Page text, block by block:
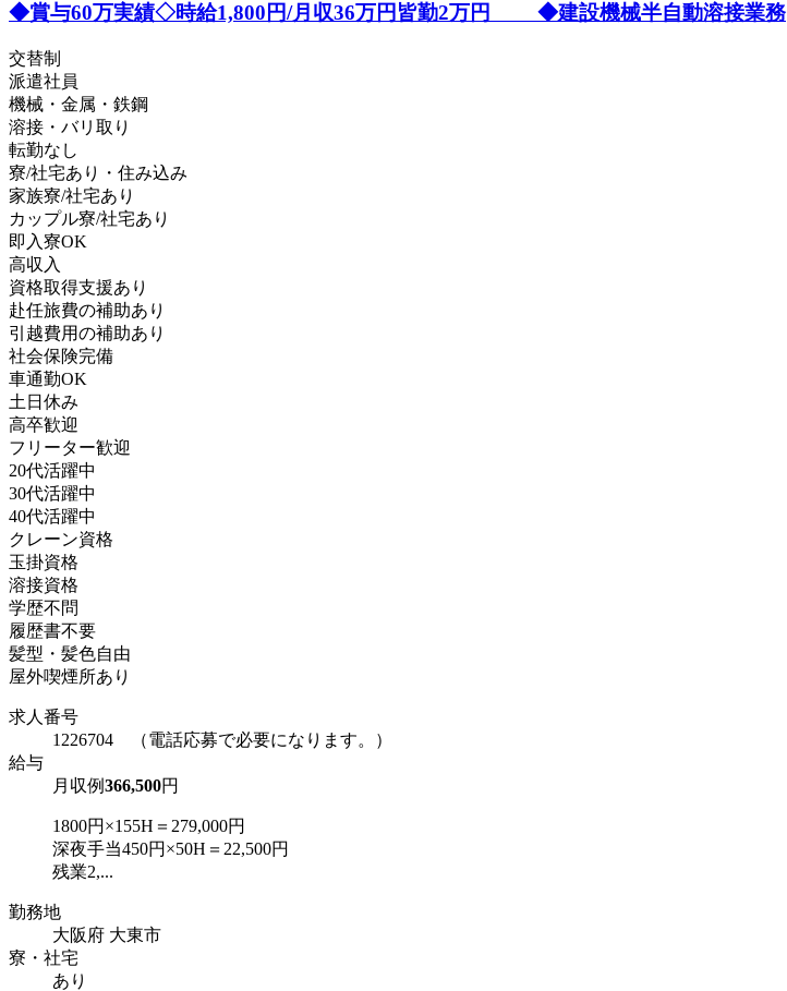
◆賞与60万実績◇時給1,800円/月収36万円皆勤2万円 ◆建設機械半自動溶接業務
交替制
派遣社員
機械・金属・鉄鋼
溶接・バリ取り
転勤なし
寮/社宅あり・住み込み
家族寮/社宅あり
カップル寮/社宅あり
即入寮OK
高収入
資格取得支援あり
赴任旅費の補助あり
引越費用の補助あり
社会保険完備
車通勤OK
土日休み
高卒歓迎
フリーター歓迎
20代活躍中
30代活躍中
40代活躍中
クレーン資格
玉掛資格
溶接資格
学歴不問
履歴書不要
髪型・髪色自由
屋外喫煙所あり
求人番号
1226704 （電話応募で必要になります。）
給与
月収例366,500円
1800円×155H＝279,000円
深夜手当450円×50H＝22,500円
残業2,...
勤務地
大阪府 大東市
寮・社宅
あり